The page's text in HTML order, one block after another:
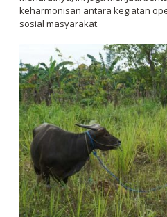
keharmonisan antara kegiatan
sosial masyarakat.